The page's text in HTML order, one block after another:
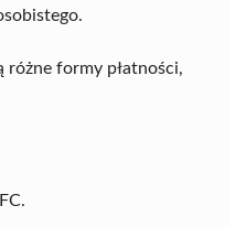
różne formy płatności,